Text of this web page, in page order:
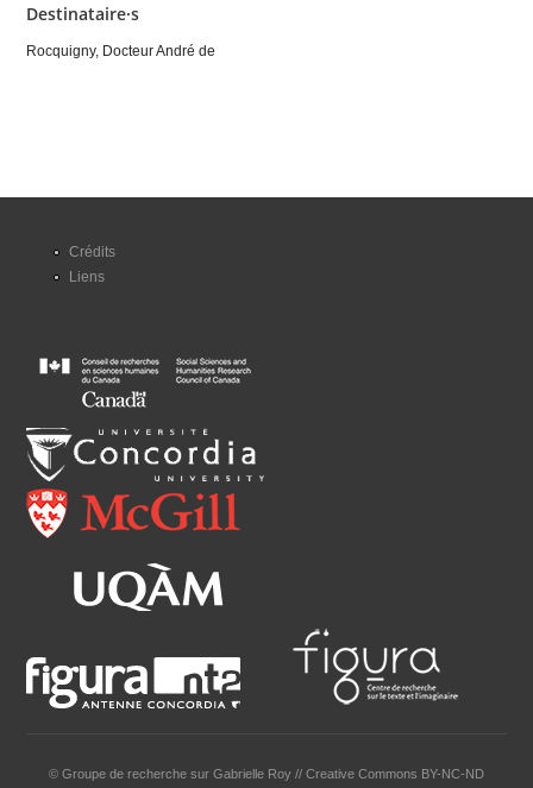
Destinataire·s
Rocquigny, Docteur André de
Crédits
Liens
© Groupe de recherche sur Gabrielle Roy // Creative Commons BY-NC-ND